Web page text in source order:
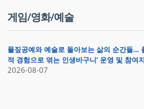
게임/영화/예술
풀짚공예와 예술로 돌아보는 삶의 순간들…
적 경험으로 엮는 인생바구니’ 운영 및 참여
2026-08-07